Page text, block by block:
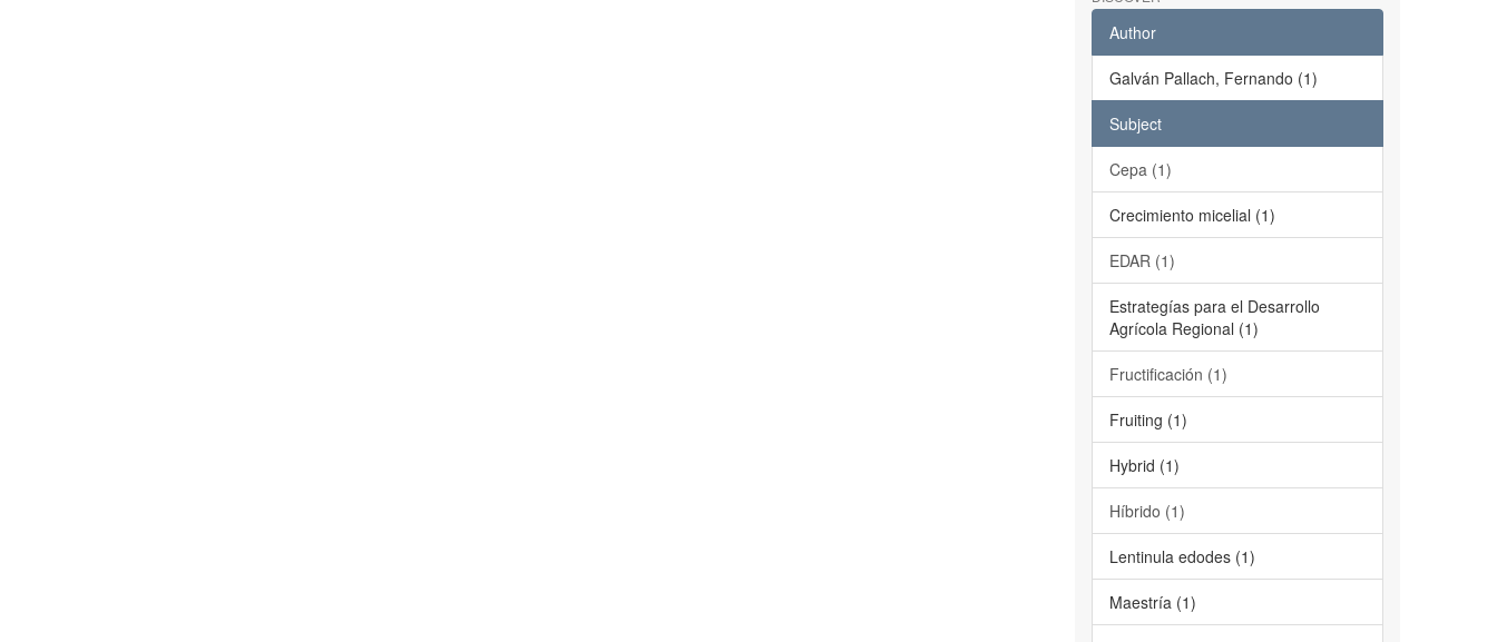
Author
Galván Pallach, Fernando (1)
Subject
Cepa (1)
Crecimiento micelial (1)
EDAR (1)
Estrategías para el Desarrollo
Agrícola Regional (1)
Fructificación (1)
Fruiting (1)
Hybrid (1)
Híbrido (1)
Lentinula edodes (1)
Maestría (1)